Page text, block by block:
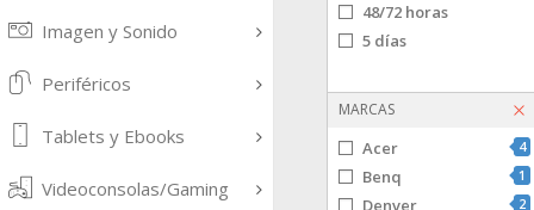
Imagen y Sonido
Periféricos
Tablets y Ebooks
Videoconsolas/Gaming
48/72 horas
5 días
MARCAS
Acer 4
Benq 1
Denver 2